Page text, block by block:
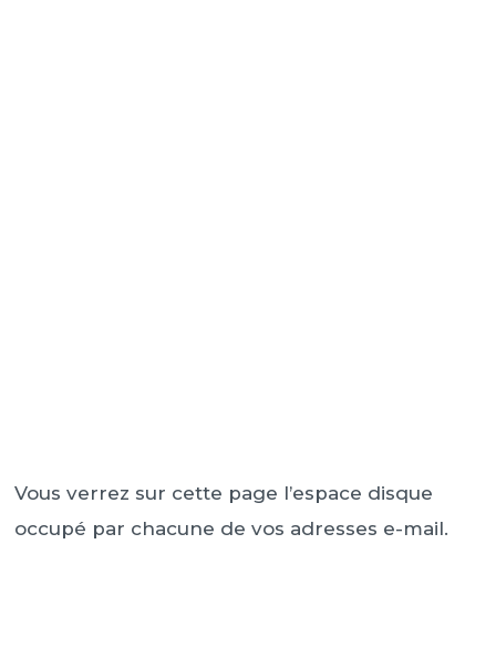
Vous verrez sur cette page l’espace disque
occupé par chacune de vos adresses e-mail.